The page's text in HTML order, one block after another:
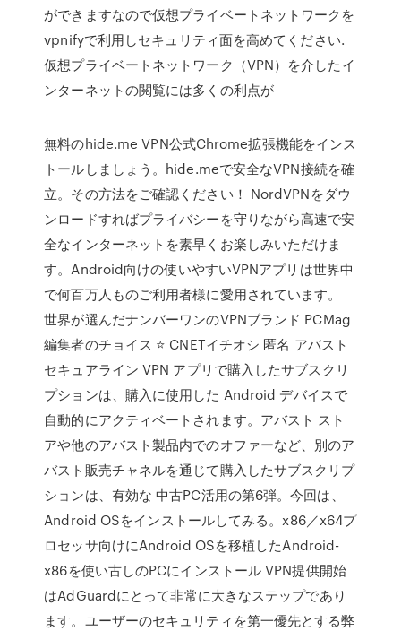
ができますなので仮想プライベートネットワークを
vpnifyで利用しセキュリティ面を高めてください.
仮想プライベートネットワーク（VPN）を介したイ
ンターネットの閲覧には多くの利点が
無料のhide.me VPN公式Chrome拡張機能をインス
トールしましょう。hide.meで安全なVPN接続を確
立。その方法をご確認ください！ NordVPNをダウ
ンロードすればプライバシーを守りながら高速で安
全なインターネットを素早くお楽しみいただけま
す。Android向けの使いやすいVPNアプリは世界中
で何百万人ものご利用者様に愛用されています。
世界が選んだナンバーワンのVPNブランド PCMag
編集者のチョイス ⭐️ CNETイチオシ 匿名 アバスト
セキュアライン VPN アプリで購入したサブスクリ
プションは、購入に使用した Android デバイスで
自動的にアクティベートされます。アバスト スト
アや他のアバスト製品内でのオファーなど、別のア
バスト販売チャネルを通じて購入したサブスクリプ
ションは、有効な 中古PC活用の第6弾。今回は、
Android OSをインストールしてみる。x86／x64プ
ロセッサ向けにAndroid OSを移植したAndroid-
x86を使い古しのPCにインストール VPN提供開始
はAdGuardにとって非常に大きなステップであり
ます。ユーザーのセキュリティを第一優先とする弊